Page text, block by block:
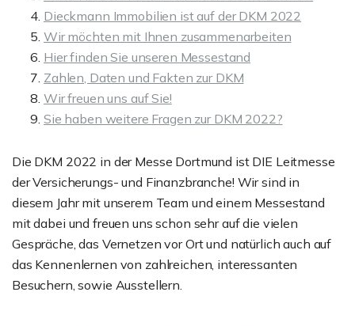
Dieckmann Immobilien ist auf der DKM 2022
Wir möchten mit Ihnen zusammenarbeiten
Hier finden Sie unseren Messestand
Zahlen, Daten und Fakten zur DKM
Wir freuen uns auf Sie!
Sie haben weitere Fragen zur DKM 2022?
Die DKM 2022 in der Messe Dortmund ist DIE Leitmesse
der Versicherungs- und Finanzbranche! Wir sind in
diesem Jahr mit unserem Team und einem Messestand
mit dabei und freuen uns schon sehr auf die vielen
Gespräche, das Vernetzen vor Ort und natürlich auch auf
das Kennenlernen von zahlreichen, interessanten
Besuchern, sowie Ausstellern.